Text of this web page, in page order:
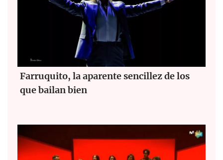
Farruquito, la aparente sencillez de los
que bailan bien